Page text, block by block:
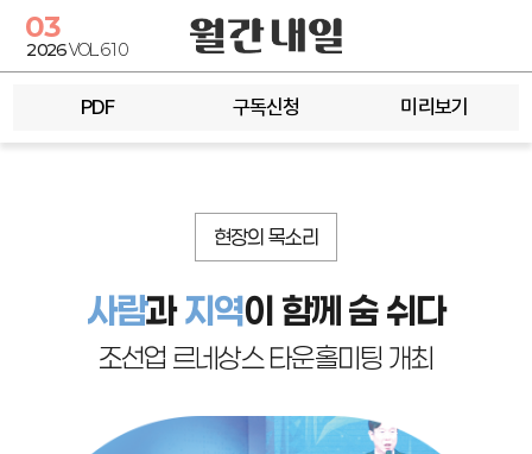
PDF 구독신청 미리보기
03
2026VOL.610
현장의 목소리
사람과지역이 함께 숨 쉬다
조선업 르네상스 타운홀미팅 개최